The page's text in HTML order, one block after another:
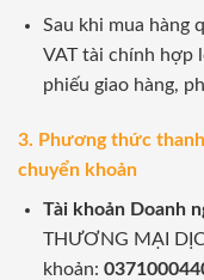
Sau khi mua hàng
VAT tài chính hợp
phiếu giao hàng,
3. Phương thức
chuyển khoản
Tài khoản Doanh
THƯƠNG MẠI
khoản: